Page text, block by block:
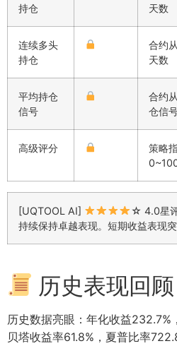
持仓
天数
连续多头
持仓
合约
天数
平均持仓
信号
合约
仓信
高级评分
策略
[UQTOOL AI]
☆ 4.0星评
持续保持卓越表现。短期收益表现
历史表现回顾
历史数据亮眼：年化收益232.7%
贝塔收益率61.8%，夏普比率